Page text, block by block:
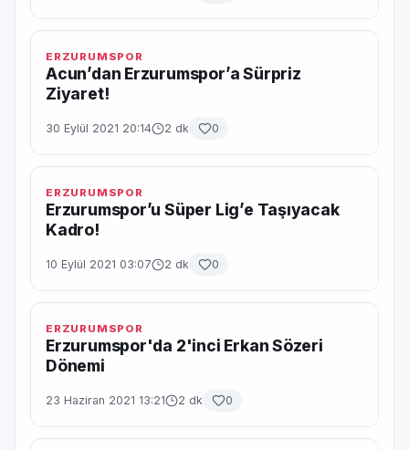
ERZURUMSPOR
Acun’dan Erzurumspor’a Sürpriz
Ziyaret!
30 Eylül 2021 20:14 2 dk 0
ERZURUMSPOR
Erzurumspor’u Süper Lig’e Taşıyacak
Kadro!
10 Eylül 2021 03:07 2 dk 0
ERZURUMSPOR
Erzurumspor'da 2'inci Erkan Sözeri
Dönemi
23 Haziran 2021 13:21 2 dk 0